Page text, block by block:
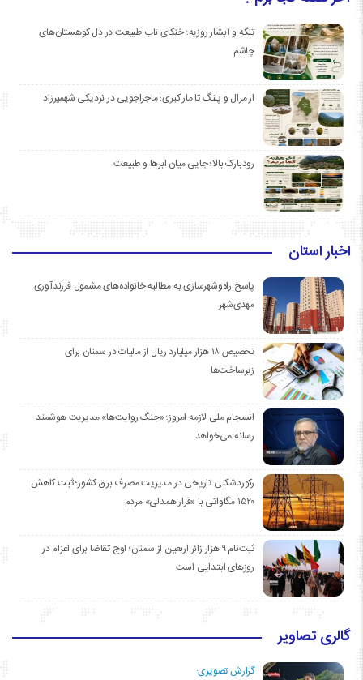
تنگه و آبشار روزیه؛ خنکای ناب طبیعت در دل کوهستان‌های
چاشم
از مرال و پلنگ تا مار کبری؛ ماجراجویی در نزدیکی شهمیرزاد
رودبارک بالا؛ جایی میان ابرها و طبیعت
اخبار استان
پاسخ راه‌وشهرسازی به مطالبه خانواده‌های مشمول فرزندآوری
مهدی‌شهر
تخصیص ۱۸ هزار میلیارد ریال از مالیات در سمنان برای
زیرساخت‌ها
انسجام ملی لازمه امروز؛ «جنگ روایت‌ها» مدیریت هوشمند
رسانه می‌خواهد
رکوردشکنی تاریخی در مدیریت مصرف برق کشور؛ ثبت کاهش
۱۵۲۰ مگاواتی با «قرار همدلی» مردم
ثبت‌نام ۹ هزار زائر اربعین از سمنان؛ اوج تقاضا برای اعزام در
روزهای ابتدایی است
گالری تصاویر
گزارش تصویری: